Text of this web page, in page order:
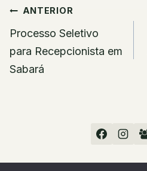
Navegação
de
Post
ANTERIOR
Processo Seletivo
para Recepcionista em
Sabará